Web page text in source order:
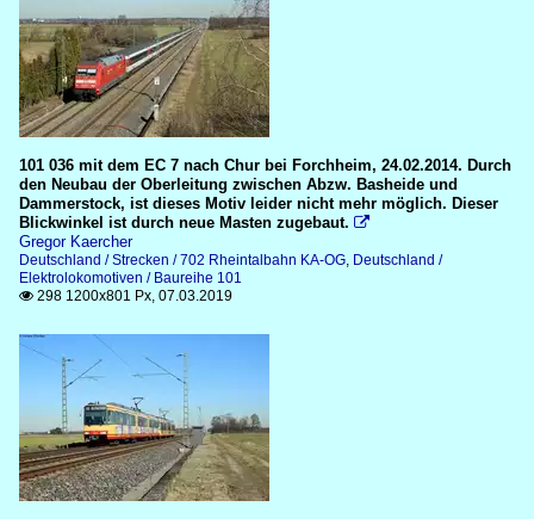
101 036 mit dem EC 7 nach Chur bei Forchheim, 24.02.2014. Durch
den Neubau der Oberleitung zwischen Abzw. Basheide und
Dammerstock, ist dieses Motiv leider nicht mehr möglich. Dieser
Blickwinkel ist durch neue Masten zugebaut. 
Gregor Kaercher
Deutschland / Strecken / 702 Rheintalbahn KA-OG, Deutschland /
Elektrolokomotiven / Baureihe 101
 298 1200x801 Px, 07.03.2019